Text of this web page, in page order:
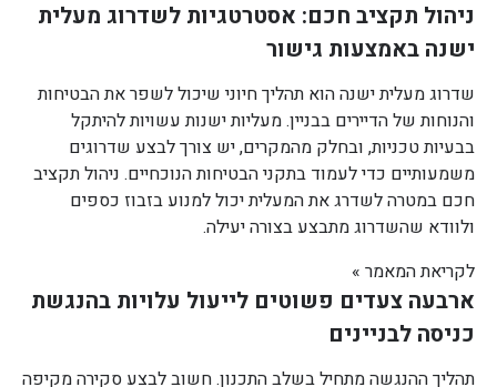
ניהול תקציב חכם: אסטרטגיות לשדרוג מעלית
ישנה באמצעות גישור
שדרוג מעלית ישנה הוא תהליך חיוני שיכול לשפר את הבטיחות
והנוחות של הדיירים בבניין. מעליות ישנות עשויות להיתקל
בבעיות טכניות, ובחלק מהמקרים, יש צורך לבצע שדרוגים
משמעותיים כדי לעמוד בתקני הבטיחות הנוכחיים. ניהול תקציב
חכם במטרה לשדרג את המעלית יכול למנוע בזבוז כספים
ולוודא שהשדרוג מתבצע בצורה יעילה.
לקריאת המאמר »
ארבעה צעדים פשוטים לייעול עלויות בהנגשת
כניסה לבניינים
תהליך ההנגשה מתחיל בשלב התכנון. חשוב לבצע סקירה מקיפה